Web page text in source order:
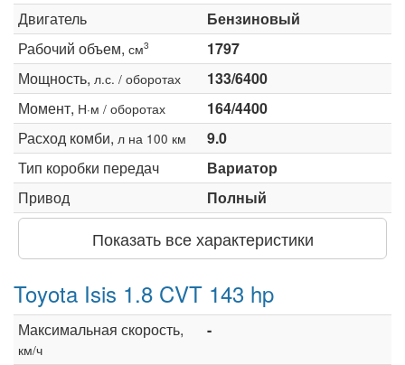
Двигатель
Бензиновый
Рабочий объем, см3
1797
Мощность, л.с. / оборотах
133/6400
Момент, Н·м / оборотах
164/4400
Расход комби, л на 100 км
9.0
Тип коробки передач
Вариатор
Привод
Полный
Показать все характеристики
Toyota Isis 1.8 CVT 143 hp
Максимальная скорость,
км/ч
-